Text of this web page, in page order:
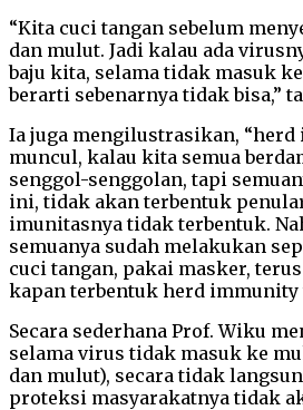
“Kita cuci tangan sebelum
dan mulut. Jadi kalau ada
baju kita, selama tidak masuk
berarti sebenarnya tidak bisa,”
Ia juga mengilustrasikan,
muncul, kalau kita semua
senggol-senggolan, tapi
ini, tidak akan terbentuk
imunitasnya tidak terbentuk.
semuanya sudah melakukan
cuci tangan, pakai masker,
kapan terbentuk herd immunity
Secara sederhana Prof. Wiku
selama virus tidak masuk ke
dan mulut), secara tidak
proteksi masyarakatnya tidak